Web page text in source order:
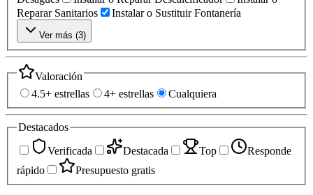
Reparar Sanitarios
Instalar o Sustituir Fontanería
Ver más (3)
Valoración
4.5+ estrellas
4+ estrellas Cualquiera
Destacados
Verificada
Destacada Top
Responde
rápido
Presupuesto gratis